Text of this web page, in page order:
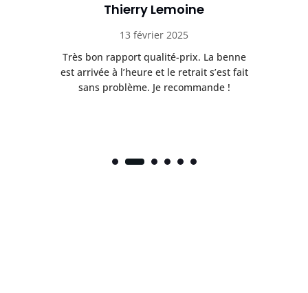
Thierry Lemoine
13 février 2025
Très bon rapport qualité-prix. La benne
est arrivée à l’heure et le retrait s’est fait
sans problème. Je recommande !